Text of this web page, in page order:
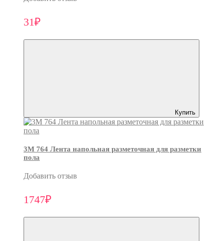
31₽
Купить
3M 764 Лента напольная разметочная для разметки
пола
Добавить отзыв
1747₽